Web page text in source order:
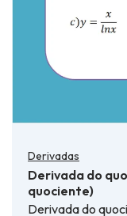
Derivadas
Derivada do
quociente)
Derivada do